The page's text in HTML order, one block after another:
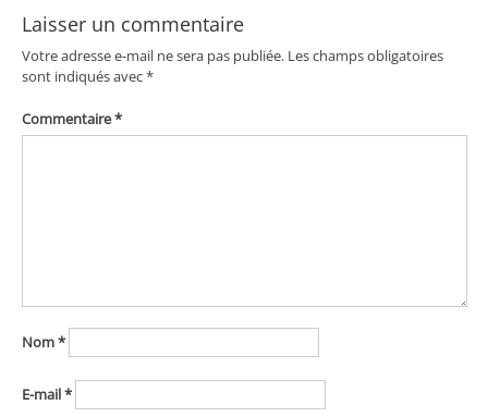
Laisser un commentaire
Votre adresse e-mail ne sera pas publiée. Les champs obligatoires
sont indiqués avec*
Commentaire*
Nom*
E-mail*